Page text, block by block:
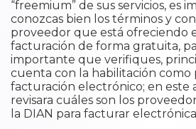
“freemium” de sus servicios, es
conozcas bien los términos y
proveedor que está ofreciendo
facturación de forma gratuita,
importante que verifiques,
cuenta con la habilitación como
facturación electrónico; en
revisara cuáles son los
la DIAN para facturar